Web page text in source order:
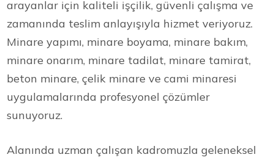
arayanlar için kaliteli işçilik, güvenli çalışma ve
zamanında teslim anlayışıyla hizmet veriyoruz.
Minare yapımı, minare boyama, minare bakım,
minare onarım, minare tadilat, minare tamirat,
beton minare, çelik minare ve cami minaresi
uygulamalarında profesyonel çözümler
sunuyoruz.
Alanında uzman çalışan kadromuzla geleneksel